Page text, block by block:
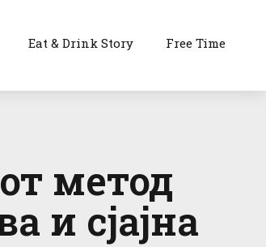
Eat & Drink Story Free Time
метод
и сјајна